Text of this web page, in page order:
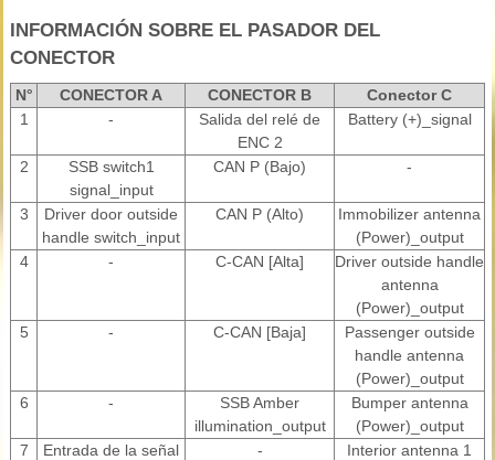
INFORMACIÓN SOBRE EL PASADOR DEL
CONECTOR
N° CONECTOR A CONECTOR B
Conector C
1
-
Salida del relé de
ENC 2
Battery (+)_signal
2
SSB switch1
signal_input
CAN P (Bajo) -
3
Driver door outside
handle switch_input
CAN P (Alto)
Immobilizer antenna
(Power)_output
4
- C-CAN [Alta]
Driver outside handle
antenna
(Power)_output
5
- C-CAN [Baja]
Passenger outside
handle antenna
(Power)_output
6
-
SSB Amber
illumination_output
Bumper antenna
(Power)_output
7
Entrada de la señal
-
Interior antenna 1